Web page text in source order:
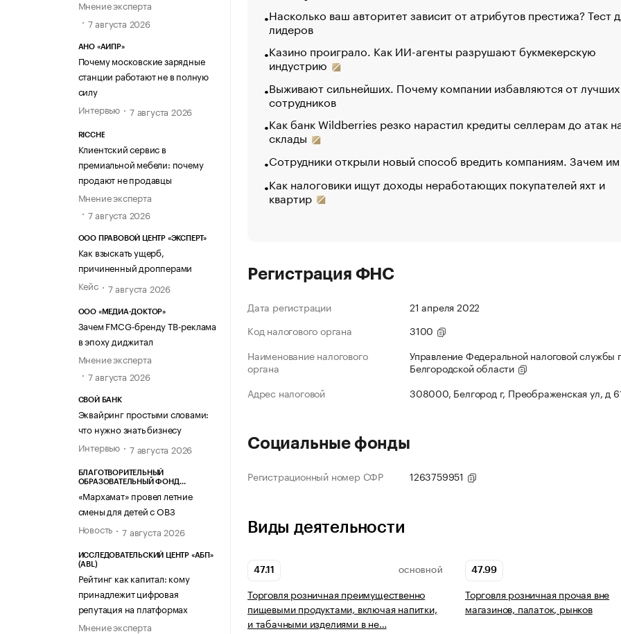
Мнение эксперта
7 августа 2026
АНО «АИПР»
Почему московские зарядные
станции работают не в полную
силу
Интервью
7 августа 2026
RICCHE
Клиентский сервис в
премиальной мебели: почему
продают не продавцы
Мнение эксперта
7 августа 2026
ООО ПРАВОВОЙ ЦЕНТР «ЭКСПЕРТ»
Как взыскать ущерб,
причиненный дропперами
Кейс
7 августа 2026
ООО «МЕДИА-ДОКТОР»
Зачем FMCG-бренду ТВ-реклама
в эпоху диджитал
Мнение эксперта
7 августа 2026
СВОЙ БАНК
Эквайринг простыми словами:
что нужно знать бизнесу
Интервью
7 августа 2026
БЛАГОТВОРИТЕЛЬНЫЙ
ОБРАЗОВАТЕЛЬНЫЙ ФОНД
«Мархамат» провел летние
смены для детей с ОВЗ
Новость
7 августа 2026
ИССЛЕДОВАТЕЛЬСКИЙ ЦЕНТР «АБП»
(ABL)
Рейтинг как капитал: кому
принадлежит цифровая
репутация на платформах
Мнение эксперта
Насколько ваш авторитет зависит от атрибутов престижа? Тест
лидеров
Казино проиграло. Как ИИ-агенты разрушают букмекерскую
индустрию
Выживают сильнейших. Почему компании избавляются от лучших
сотрудников
Как банк Wildberries резко нарастил кредиты селлерам до атак
склады
Сотрудники открыли новый способ вредить компаниям. Зачем
Как налоговики ищут доходы неработающих покупателей яхт и
квартир
Регистрация ФНС
Дата регистрации
21 апреля 2022
Код налогового органа
3100
Наименование налогового
органа
Управление Федеральной налоговой службы
Белгородской области
Адрес налоговой
308000, Белгород г, Преображенская ул, д
Социальные фонды
Регистрационный номер СФР 1263759951
Виды деятельности
47.11 ОСНОВНОЙ
Торговля розничная преимущественно
пищевыми продуктами, включая напитки,
и табачными изделиями в не…
47.99
Торговля розничная прочая вне
магазинов, палаток, рынков